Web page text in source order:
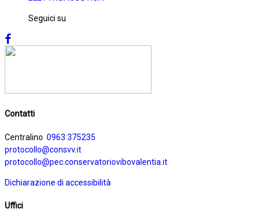
Seguici su
Contatti
Centralino 0963 375235
protocollo@consvv.it
protocollo@pec.conservatoriovibovalentia.it
Dichiarazione di accessibilità
Uffici